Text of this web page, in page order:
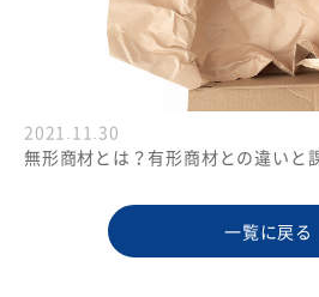
2021.11.30
無形商材とは？有形商材との違いと
一覧に戻る